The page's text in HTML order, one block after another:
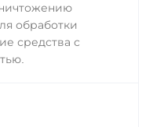
обработки
средства с